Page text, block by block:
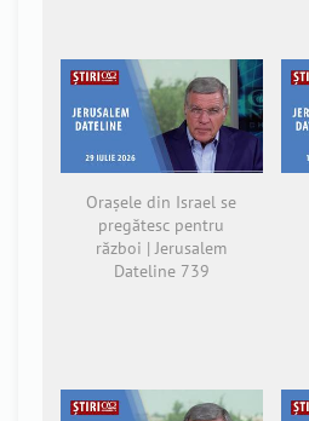
Orașele din Israel se
pregătesc pentru
război | Jerusalem
Dateline 739